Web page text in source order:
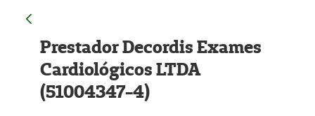
Prestador Decordis Exames
Cardiológicos LTDA
(51004347-4)